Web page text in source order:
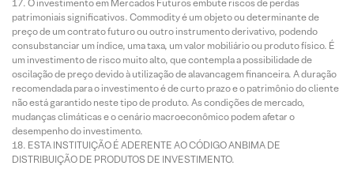
O investimento em Mercados Futuros embute riscos de perdas
patrimoniais significativos. Commodity é um objeto ou determinante de
preço de um contrato futuro ou outro instrumento derivativo, podendo
consubstanciar um índice, uma taxa, um valor mobiliário ou produto físico. É
um investimento de risco muito alto, que contempla a possibilidade de
oscilação de preço devido à utilização de alavancagem financeira. A duração
recomendada para o investimento é de curto prazo e o patrimônio do cliente
não está garantido neste tipo de produto. As condições de mercado,
mudanças climáticas e o cenário macroeconômico podem afetar o
desempenho do investimento.
ESTA INSTITUIÇÃO É ADERENTE AO CÓDIGO ANBIMA DE
DISTRIBUIÇÃO DE PRODUTOS DE INVESTIMENTO.